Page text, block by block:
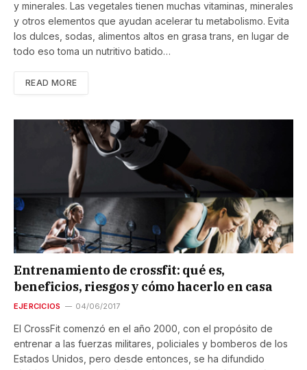
y minerales. Las vegetales tienen muchas vitaminas, minerales
y otros elementos que ayudan acelerar tu metabolismo. Evita
los dulces, sodas, alimentos altos en grasa trans, en lugar de
todo eso toma un nutritivo batido…
READ MORE
Entrenamiento de crossfit: qué es,
beneficios, riesgos y cómo hacerlo en casa
EJERCICIOS 04/06/2017
El CrossFit comenzó en el año 2000, con el propósito de
entrenar a las fuerzas militares, policiales y bomberos de los
Estados Unidos, pero desde entonces, se ha difundido